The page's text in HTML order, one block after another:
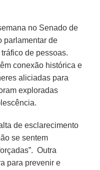
no Senado de
parlamentar de
de pessoas.
conexão histórica e
aliciadas para
exploradas
de esclarecimento
se sentem
Outra
para prevenir e